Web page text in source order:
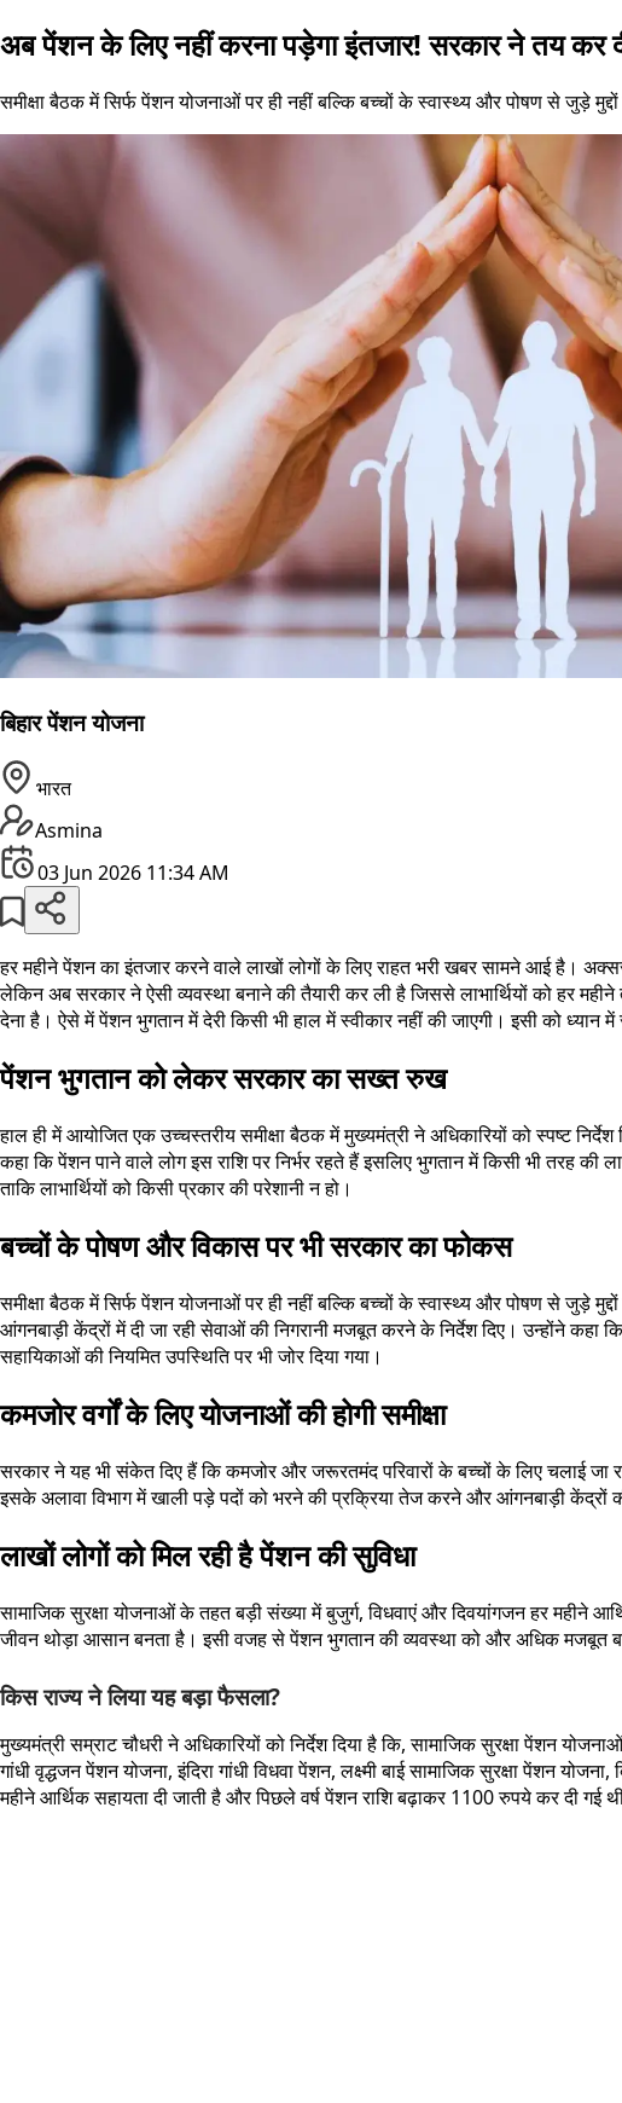
अब पेंशन के लिए नहीं करना पड़ेगा इंतजार! सरकार ने तय कर
समीक्षा बैठक में सिर्फ पेंशन योजनाओं पर ही नहीं बल्कि बच्चों के स्वास्थ्य और पोषण से जुड़े
बिहार पेंशन योजना
भारत
Asmina
03 Jun 2026 11:34 AM
हर महीने पेंशन का इंतजार करने वाले लाखों लोगों के लिए राहत भरी खबर सामने आई है।
लेकिन अब सरकार ने ऐसी व्यवस्था बनाने की तैयारी कर ली है जिससे लाभार्थियों को हर
देना है। ऐसे में पेंशन भुगतान में देरी किसी भी हाल में स्वीकार नहीं की जाएगी। इसी को ध्यान
पेंशन भुगतान को लेकर सरकार का सख्त रुख
हाल ही में आयोजित एक उच्चस्तरीय समीक्षा बैठक में मुख्यमंत्री ने अधिकारियों को स्पष्ट
कहा कि पेंशन पाने वाले लोग इस राशि पर निर्भर रहते हैं इसलिए भुगतान में किसी भी तरह की
ताकि लाभार्थियों को किसी प्रकार की परेशानी न हो।
बच्चों के पोषण और विकास पर भी सरकार का फोकस
समीक्षा बैठक में सिर्फ पेंशन योजनाओं पर ही नहीं बल्कि बच्चों के स्वास्थ्य और पोषण से जुड़े
आंगनबाड़ी केंद्रों में दी जा रही सेवाओं की निगरानी मजबूत करने के निर्देश दिए। उन्होंने
सहायिकाओं की नियमित उपस्थिति पर भी जोर दिया गया।
कमजोर वर्गों के लिए योजनाओं की होगी समीक्षा
सरकार ने यह भी संकेत दिए हैं कि कमजोर और जरूरतमंद परिवारों के बच्चों के लिए चलाई जा
इसके अलावा विभाग में खाली पड़े पदों को भरने की प्रक्रिया तेज करने और आंगनबाड़ी
लाखों लोगों को मिल रही है पेंशन की सुविधा
सामाजिक सुरक्षा योजनाओं के तहत बड़ी संख्या में बुजुर्ग, विधवाएं और दिवयांगजन हर महीने
जीवन थोड़ा आसान बनता है। इसी वजह से पेंशन भुगतान की व्यवस्था को और अधिक मजबूत
किस राज्य ने लिया यह बड़ा फैसला?
मुख्यमंत्री सम्राट चौधरी ने अधिकारियों को निर्देश दिया है कि, सामाजिक सुरक्षा पेंशन
गांधी वृद्धजन पेंशन योजना, इंदिरा गांधी विधवा पेंशन, लक्ष्मी बाई सामाजिक सुरक्षा पेंशन
महीने आर्थिक सहायता दी जाती है और पिछले वर्ष पेंशन राशि बढ़ाकर 1100 रुपये कर दी गई